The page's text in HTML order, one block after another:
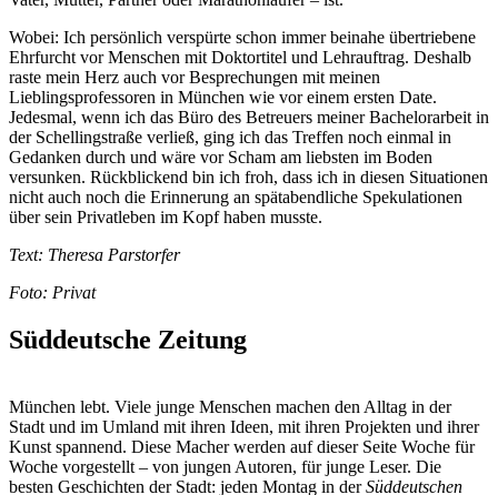
Wobei: Ich persönlich verspürte schon immer beinahe übertriebene
Ehrfurcht vor Menschen mit Doktortitel und Lehrauftrag. Deshalb
raste mein Herz auch vor Besprechungen mit meinen
Lieblingsprofessoren in München wie vor einem ersten Date.
Jedesmal, wenn ich das Büro des Betreuers meiner Bachelorarbeit in
der Schellingstraße verließ, ging ich das Treffen noch einmal in
Gedanken durch und wäre vor Scham am liebsten im Boden
versunken. Rückblickend bin ich froh, dass ich in diesen Situationen
nicht auch noch die Erinnerung an spätabendliche Spekulationen
über sein Privatleben im Kopf haben musste.
Text: Theresa Parstorfer
Foto: Privat
Süddeutsche Zeitung
München lebt. Viele junge Menschen machen den Alltag in der
Stadt und im Umland mit ihren Ideen, mit ihren Projekten und ihrer
Kunst spannend. Diese Macher werden auf dieser Seite Woche für
Woche vorgestellt – von jungen Autoren, für junge Leser. Die
besten Geschichten der Stadt: jeden Montag in derSüddeutschen